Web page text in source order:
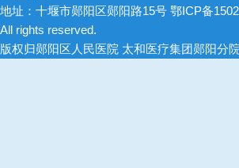
地址：十堰市郧阳区郧阳路15号 鄂ICP备
All rights reserved.
版权归郧阳区人民医院 太和医疗集团郧阳分